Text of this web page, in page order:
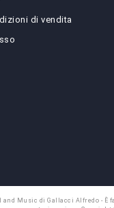
di vendita
Music di Gallacci Alfredo - È